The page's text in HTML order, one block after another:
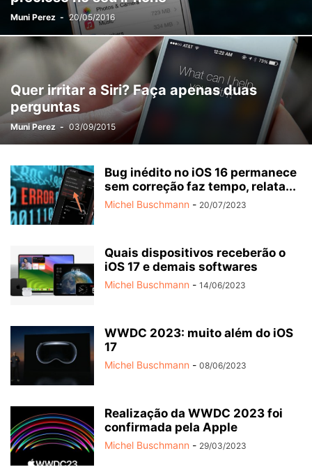
Muni Perez - 20/05/2016
Quer irritar a Siri? Faça apenas duas
perguntas
Muni Perez - 03/09/2015
Bug inédito no iOS 16 permanece
sem correção faz tempo, relata...
Michel Buschmann - 20/07/2023
Quais dispositivos receberão o
iOS 17 e demais softwares
Michel Buschmann - 14/06/2023
WWDC 2023: muito além do iOS
17
Michel Buschmann - 08/06/2023
Realização da WWDC 2023 foi
confirmada pela Apple
Michel Buschmann - 29/03/2023